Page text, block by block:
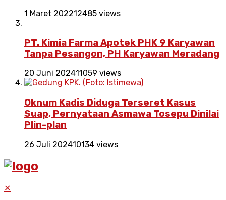
1 Maret 202212485 views
PT. Kimia Farma Apotek PHK 9 Karyawan
Tanpa Pesangon, PH Karyawan Meradang
20 Juni 202411059 views
Oknum Kadis Diduga Terseret Kasus
Suap, Pernyataan Asmawa Tosepu Dinilai
Plin-plan
26 Juli 202410134 views
✕